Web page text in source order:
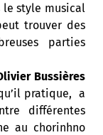
le style musical
trouver des
parties
Bussières
pratique, a
différentes
au chorinhno